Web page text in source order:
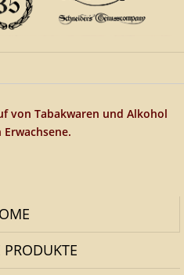
von Tabakwaren und Alkohol
Erwachsene.
PRODUKTE